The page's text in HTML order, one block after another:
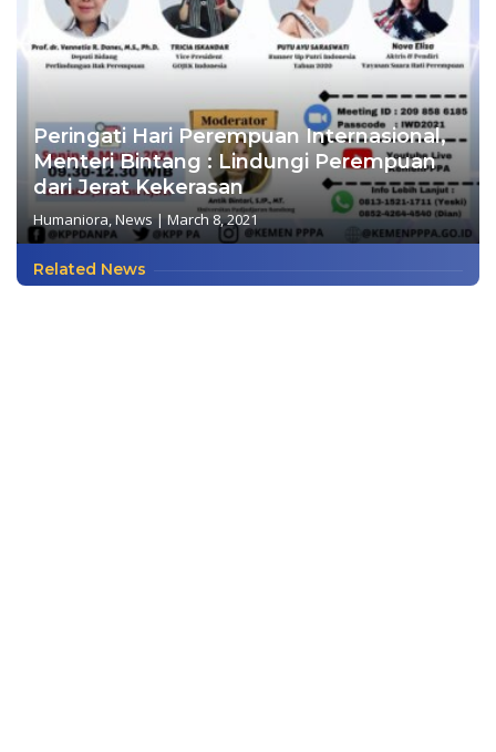
Peringati Hari Perempuan Internasional,
Menteri Bintang : Lindungi Perempuan
dari Jerat Kekerasan
Humaniora,News|March 8, 2021
Related News